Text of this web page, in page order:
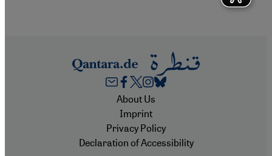
FooterAbout Us
Imprint
Privacy Policy
Declaration of Accessibility